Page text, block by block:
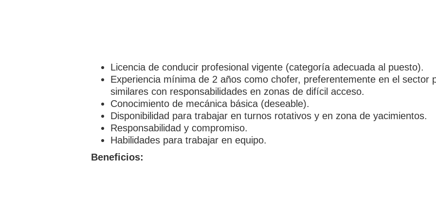
Licencia de conducir profesional vigente (categoría adecuada al puesto).
Experiencia mínima de 2 años como chofer, preferentemente en el sector
similares con responsabilidades en zonas de difícil acceso.
Conocimiento de mecánica básica (deseable).
Disponibilidad para trabajar en turnos rotativos y en zona de yacimientos.
Responsabilidad y compromiso.
Habilidades para trabajar en equipo.
Beneficios: